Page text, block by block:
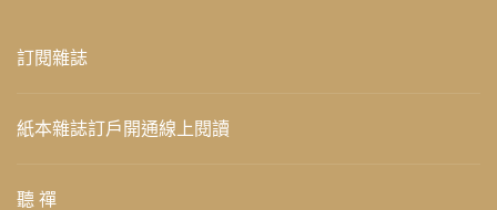
訂閱雜誌
紙本雜誌訂戶開通線上閱讀
聽 禪